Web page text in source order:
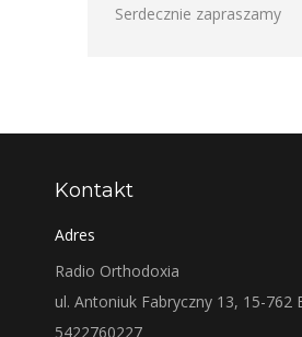
Serdecznie zapraszamy
Kontakt
Adres
Radio Orthodoxia
ul. Antoniuk Fabryczny 13, 15-762
5422760227